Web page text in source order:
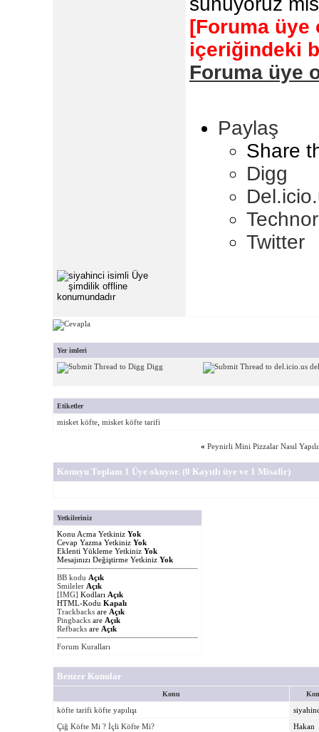
[Foruma üye
içeriğindeki
Foruma üye
Paylaş
Share
Digg
Twitter
Yer imleri
Digg
Etiketler
misket köfte misket köfte tarifi
« Peynirli Mini Pizzalar Nasıl
Konuyu Toplam 1 Üye okuyor. (0 Kayıtlı üye ve 1 Misafir)
Yetkileriniz
Konu Acma Yetkiniz Yok
Cevap Yazma Yetkiniz Yok
Eklenti Yükleme Yetkiniz Yok
Mesajınızı Değiştirme Yetkiniz Yok
BB kodu Açık
Smileler Açık
[IMG] Kodları Açık
HTML-Kodu Kapalı
Trackbacks are Açık
Pingbacks are Açık
Refbacks are Açık
Forum Kuralları
Benzer Konular
Konu
köfte tarifi köfte yapılışı
Çiğ Köfte Mi ? İçli Köfte Mi?
Hakan